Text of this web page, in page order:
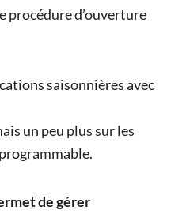
procédure d’ouverture
saisonnières avec
un peu plus sur les
de gérer